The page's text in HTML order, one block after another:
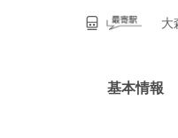
大
基本情報